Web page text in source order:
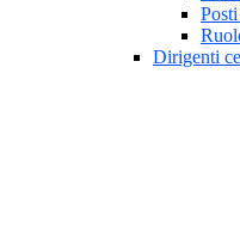
Dirigenti